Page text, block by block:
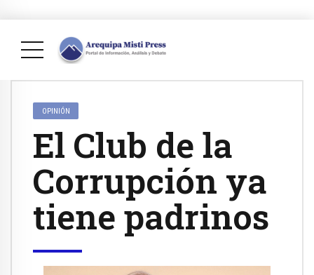
OPINIÓN
El Club de la
Corrupción ya
tiene padrinos